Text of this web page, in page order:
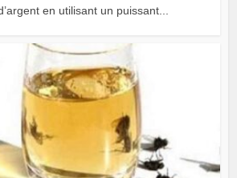
en utilisant un puissant...